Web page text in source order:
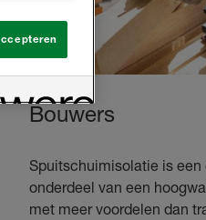
Bouwers
Spuitschuimisolatie is een
onderdeel van een
met meer voordelen dan